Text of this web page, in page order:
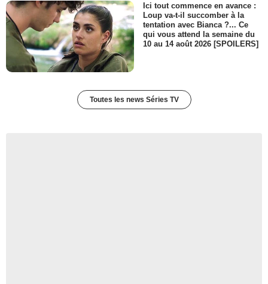
Ici tout commence en avance :
Loup va-t-il succomber à la
tentation avec Bianca ?... Ce
qui vous attend la semaine du
10 au 14 août 2026 [SPOILERS]
Toutes les news Séries TV